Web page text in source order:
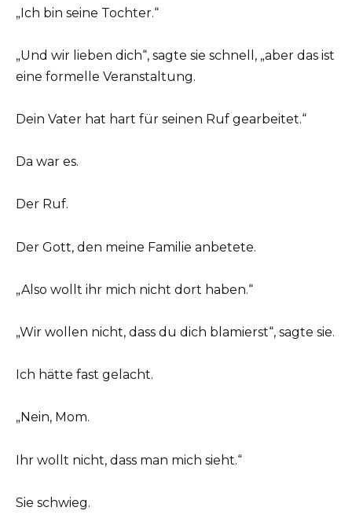
„Ich bin seine Tochter.“
„Und wir lieben dich“, sagte sie schnell, „aber das ist
eine formelle Veranstaltung.
Dein Vater hat hart für seinen Ruf gearbeitet.“
Da war es.
Der Ruf.
Der Gott, den meine Familie anbetete.
„Also wollt ihr mich nicht dort haben.“
„Wir wollen nicht, dass du dich blamierst“, sagte sie.
Ich hätte fast gelacht.
„Nein, Mom.
Ihr wollt nicht, dass man mich sieht.“
Sie schwieg.